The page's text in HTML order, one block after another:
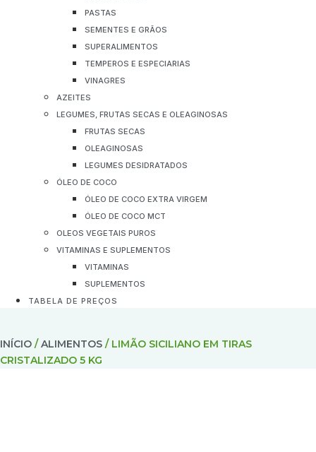
PASTAS
SEMENTES E GRÃOS
SUPERALIMENTOS
TEMPEROS E ESPECIARIAS
VINAGRES
AZEITES
LEGUMES, FRUTAS SECAS E OLEAGINOSAS
FRUTAS SECAS
OLEAGINOSAS
LEGUMES DESIDRATADOS
ÓLEO DE COCO
ÓLEO DE COCO EXTRA VIRGEM
ÓLEO DE COCO MCT
OLEOS VEGETAIS PUROS
VITAMINAS E SUPLEMENTOS
VITAMINAS
SUPLEMENTOS
TABELA DE PREÇOS
INÍCIO /ALIMENTOS / LIMÃO SICILIANO EM TIRAS
CRISTALIZADO 5 KG